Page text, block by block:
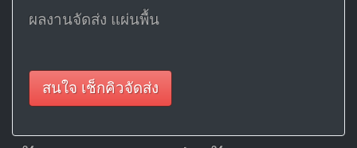
ผลงานจัดส่ง แผ่นพื้น
สนใจ เช็กคิวจัดส่ง